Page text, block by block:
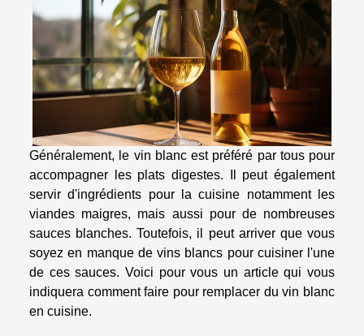
Généralement, le vin blanc est préféré par tous pour
accompagner les plats digestes. Il peut également
servir d'ingrédients pour la cuisine notamment les
viandes maigres, mais aussi pour de nombreuses
sauces blanches. Toutefois, il peut arriver que vous
soyez en manque de vins blancs pour cuisiner l'une
de ces sauces. Voici pour vous un article qui vous
indiquera comment faire pour remplacer du vin blanc
en cuisine.